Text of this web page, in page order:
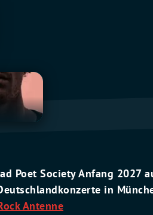
Poet Society Anfang 2027
in
Antenne